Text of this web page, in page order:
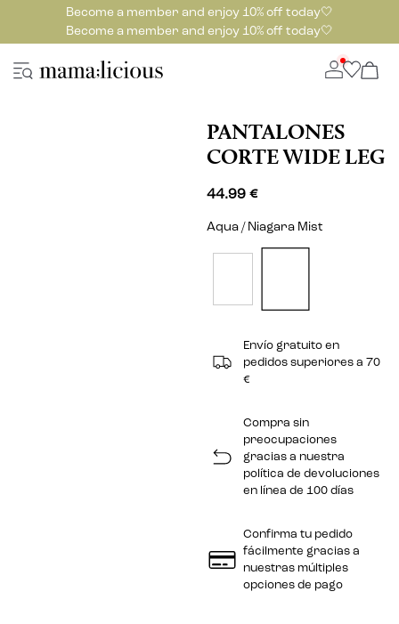
Become a member and enjoy 10% off today🤍
Become a member and enjoy 10% off today🤍
PANTALONES
CORTE WIDE LEG
44.99 €
Aqua / Niagara Mist
Envío gratuito en
pedidos superiores a 70
€
Compra sin
preocupaciones
gracias a nuestra
política de devoluciones
en línea de 100 días
Confirma tu pedido
fácilmente gracias a
nuestras múltiples
opciones de pago